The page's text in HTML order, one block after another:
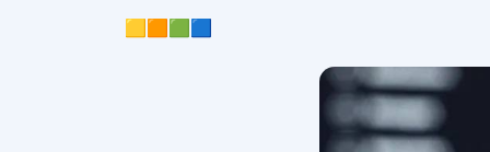
🟨🟧🟩🟦